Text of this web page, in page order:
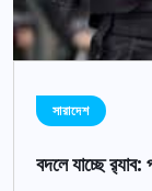
সারাদেশ
বদলে যাচ্ছে